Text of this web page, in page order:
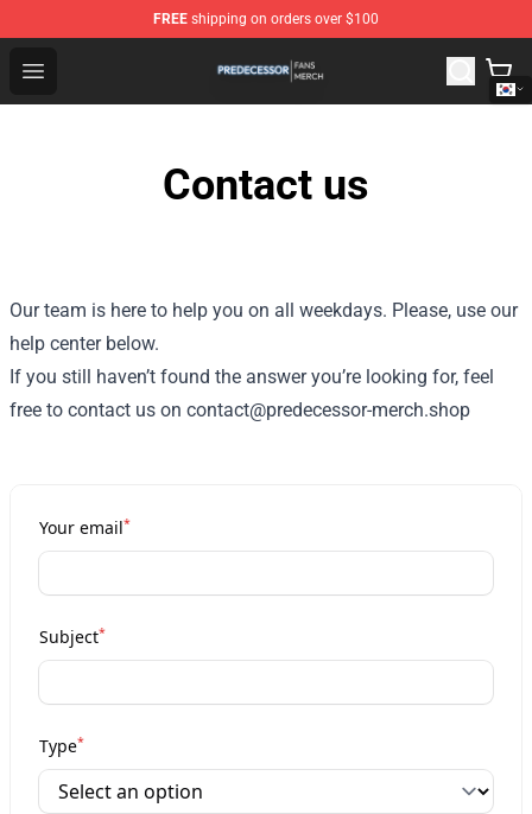
FREE shipping on orders over $100
Open menu
Predecessor Shop - Official Predecessor Merchandise
Contact us
Our team is here to help you on all weekdays. Please, use our
help center below.
If you still haven’t found the answer you’re looking for, feel
free to contact us on contact@predecessor-merch.shop